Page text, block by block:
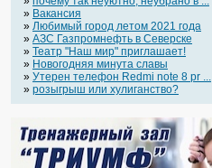
» Вакансия
» Любимый город летом 2021 года
» АЗС Газпромнефть в Северске
» Театр "Наш мир" приглашает!
» Новогодняя минута славы
» Утерен телефон Redmi note 8 pr ...
» розыгрыш или хулиганство?